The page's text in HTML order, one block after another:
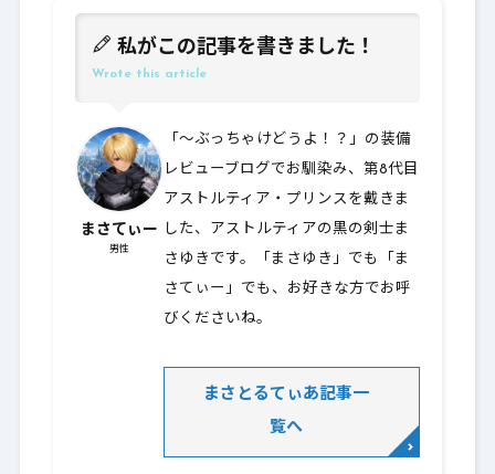
私がこの記事を書きました！
Wrote this article
まさてぃー
男性
「～ぶっちゃけどうよ！？」の装備
レビューブログでお馴染み、第8代目
アストルティア・プリンスを戴きま
した、アストルティアの黒の剣士ま
さゆきです。「まさゆき」でも「ま
さてぃー」でも、お好きな方でお呼
びくださいね。
まさとるてぃあ記事一
覧へ